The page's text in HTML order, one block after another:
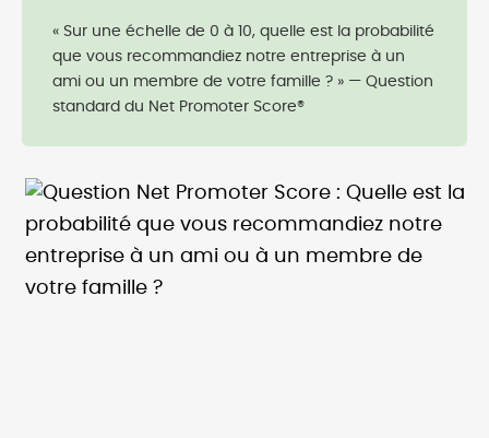
« Sur une échelle de 0 à 10, quelle est la probabilité
que vous recommandiez notre entreprise à un
ami ou un membre de votre famille ? » — Question
standard du Net Promoter Score®